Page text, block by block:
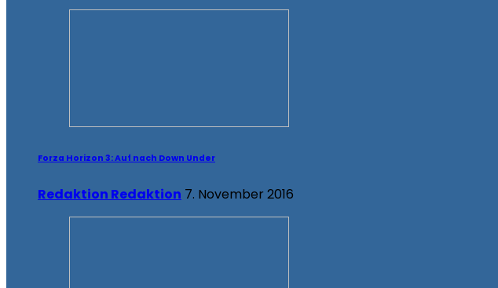
Forza Horizon 3: Auf nach Down Under
Redaktion Redaktion 7. November 2016